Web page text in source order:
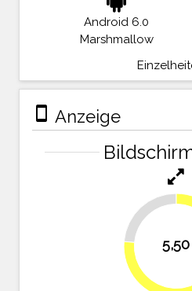
Android 6.0
Marshmallow
stay_primary_portrait Anzeige
5,50
23.6%